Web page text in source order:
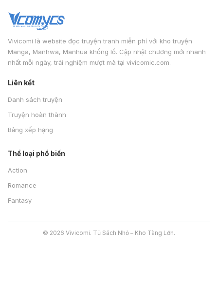
Vivicomi là website đọc truyện tranh miễn phí với kho truyện
Manga, Manhwa, Manhua khổng lồ. Cập nhật chương mới nhanh
nhất mỗi ngày, trải nghiệm mượt mà tại vivicomic.com.
Liên kết
Danh sách truyện
Truyện hoàn thành
Bảng xếp hạng
Thể loại phổ biến
Action
Romance
Fantasy
© 2026 Vivicomi. Tủ Sách Nhỏ – Kho Tàng Lớn.